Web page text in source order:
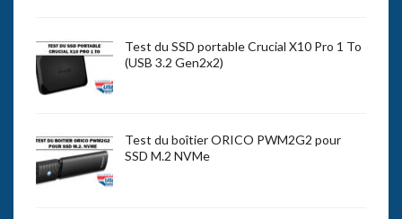
Test du SSD portable Crucial X10 Pro 1 To
(USB 3.2 Gen2x2)
Test du boîtier ORICO PWM2G2 pour
SSD M.2 NVMe